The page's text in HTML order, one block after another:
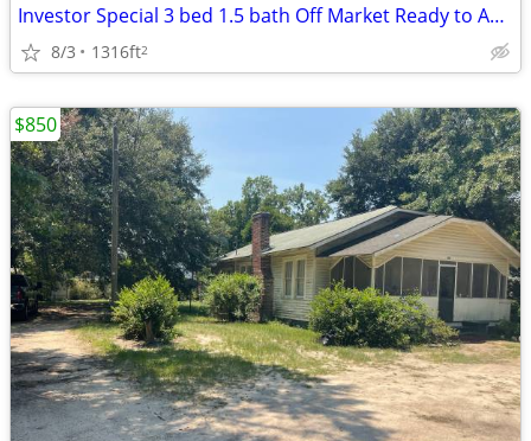
Investor Special 3 bed 1.5 bath Off Market Ready to Assign
8/3 1316ft2
$850